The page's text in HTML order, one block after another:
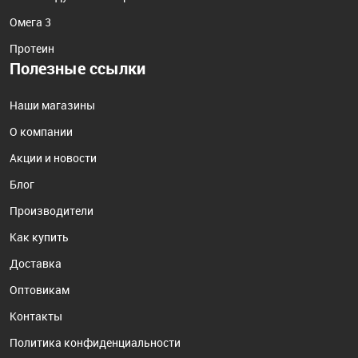
Омега 3
Протеин
Полезные ссылки
Наши магазины
О компании
Акции и новости
Блог
Производители
Как купить
Доставка
Оптовикам
Контакты
Политика конфиденциальности